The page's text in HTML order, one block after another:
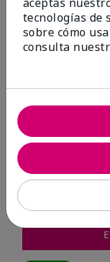
13 Reseñas
tecnologías de
sobre cómo
consulta